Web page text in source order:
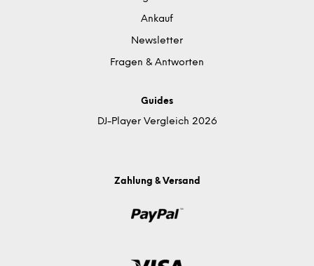
Ankauf
Newsletter
Fragen & Antworten
Guides
DJ-Player Vergleich 2026
Zahlung & Versand